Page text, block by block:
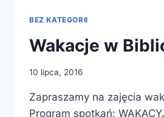
BEZ KATEGORII
Wakacje w
10 lipca, 2016
Zapraszamy na zajęcia
Program spotkań: